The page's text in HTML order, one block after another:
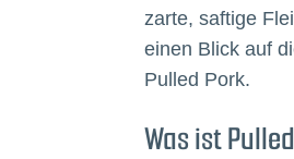
zarte, saftige
einen Blick auf
Pulled Pork.
Was ist